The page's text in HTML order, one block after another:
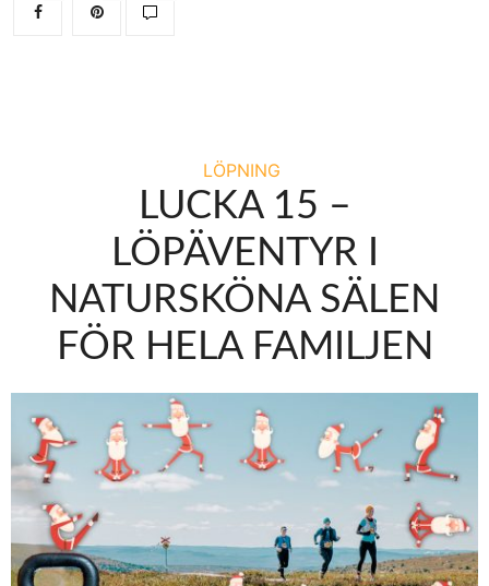
LÖPNING
LUCKA 15 –
LÖPÄVENTYR I
NATURSKÖNA SÄLEN
FÖR HELA FAMILJEN